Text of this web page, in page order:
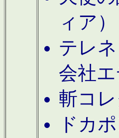
ィア）
テレ
会社エ
斬コ
ドカ